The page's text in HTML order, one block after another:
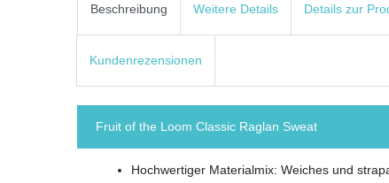
Beschreibung Weitere Details Details zur
Kundenrezensionen
Fruit of the Loom Classic Raglan Sweat
Hochwertiger Materialmix: Weiches und